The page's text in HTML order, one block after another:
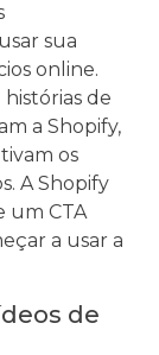
sua
online.
de
a Shopify,
os
A Shopify
um CTA
a usar a
de